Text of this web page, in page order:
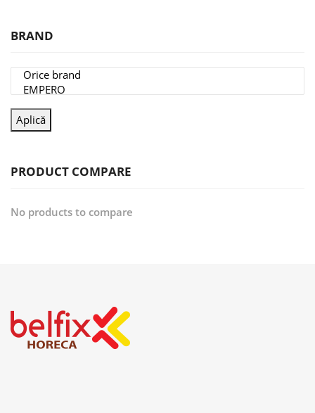
BRAND
Aplică
PRODUCT COMPARE
No products to compare